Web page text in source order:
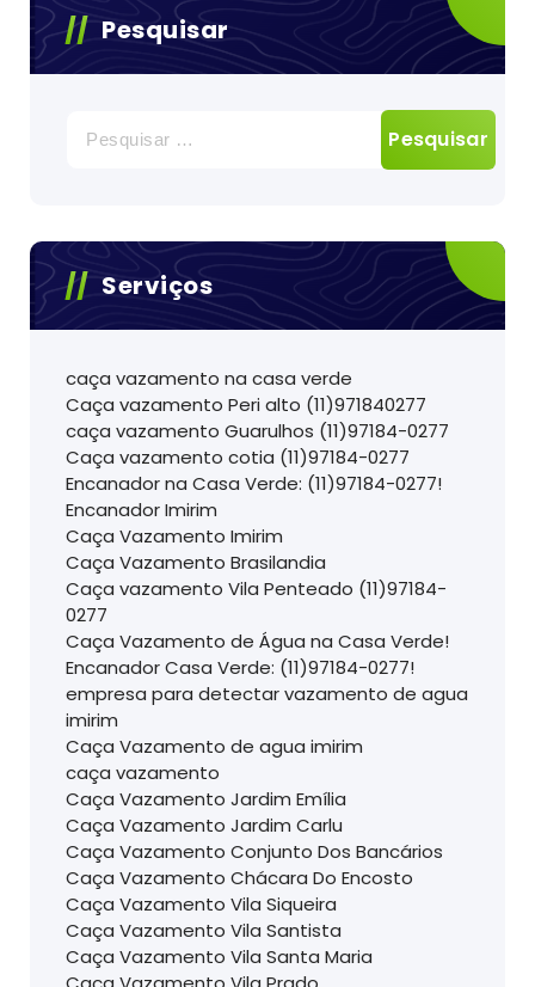
Pesquisar
por:
Serviços
caça vazamento na casa verde
Caça vazamento Peri alto (11)971840277
caça vazamento Guarulhos (11)97184-0277
Caça vazamento cotia (11)97184-0277
Encanador na Casa Verde: (11)97184-0277!
Encanador Imirim
Caça Vazamento Imirim
Caça Vazamento Brasilandia
Caça vazamento Vila Penteado (11)97184-
0277
Caça Vazamento de Água na Casa Verde!
Encanador Casa Verde: (11)97184-0277!
empresa para detectar vazamento de agua
imirim
Caça Vazamento de agua imirim
caça vazamento
Caça Vazamento Jardim Emília
Caça Vazamento Jardim Carlu
Caça Vazamento Conjunto Dos Bancários
Caça Vazamento Chácara Do Encosto
Caça Vazamento Vila Siqueira
Caça Vazamento Vila Santista
Caça Vazamento Vila Santa Maria